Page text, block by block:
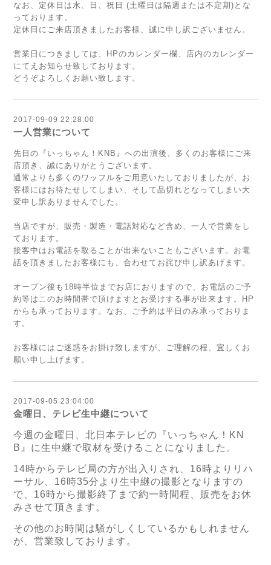
なお、定休日は水、日、祝日 (土曜日は隔週または不定期)とな
っております。
定休日にご来店頂きましたお客様、誠に申し訳ございません。
営業日につきましては、HPのカレンダー欄、店内のカレンダー
にてえお知らせ致しております。
どうぞよろしくお願い致します。
2017-09-09 22:28:00
一人営業について
先日の『いっちゃん！KNB』への出演後、多くのお客様にご来
店頂き、誠にありがとうございます。
通常よりも多くのワッフルをご用意いたしておりましたが、お
客様にはお待たせしてしまい、そして品切れとなってしまい大
変申し訳ありませんでした。
当店ですが、販売・製造・電話対応など含め、一人で営業をし
ております。
接客中はお電話を取ることが出来ないこともございます。お電
話を頂きましたお客様にも、合わせてお詫び申し訳あげます。
オープン後も18時半位までお店におりますので、お電話のご予
約等はこのお時間帯で頂けますとお受けする事が出来ます。HP
からも承っております。なお、ご予約は平日のみ承っておりま
す。
お客様にはご迷惑をお掛け致しますが、ご理解の程、宜しくお
願い申し上げます。
2017-09-05 23:04:00
金曜日、テレビ生中継について
今週の金曜日、北日本テレビの『いっちゃん！KN
B』に生中継で取材を受けることになりました。
14時からテレビ局の方が出入りされ、16時よりリハ
ーサル、16時35分より生中継の撮影となりますの
で、16時から撮影終了まで約一時間程、販売をお休
みさせて頂きます。
その他のお時間は騒がしくしているかもしれません
が、営業致しております。